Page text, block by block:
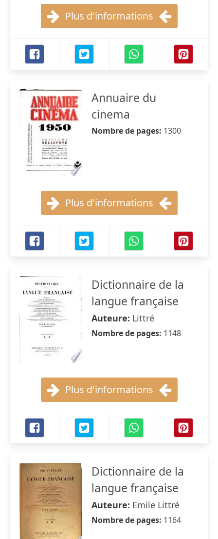
Plus d'informations
Annuaire du
cinema
Nombre de pages: 1300
Plus d'informations
Dictionnaire de la
langue française
Auteure: Littré
Nombre de pages: 1148
Plus d'informations
Dictionnaire de la
langue française
Auteure: Emile Littré
Nombre de pages: 1164